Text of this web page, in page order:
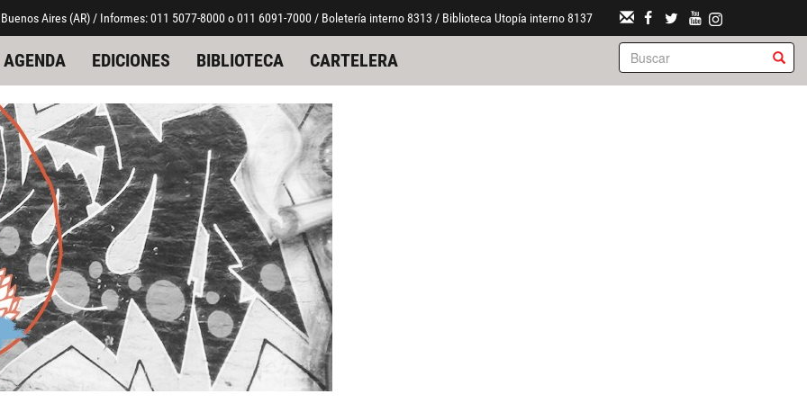
Aires (AR) / Informes: 011 5077-8000 o 011 6091-7000 / Boletería interno 8313 / Biblioteca Utopía interno 8137
AGENDA EDICIONES BIBLIOTECA CARTELERA